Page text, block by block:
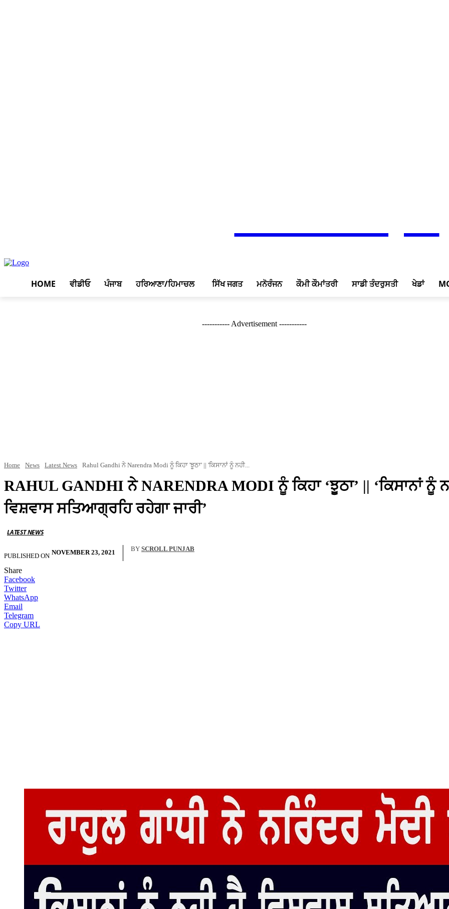
HOME ਵੀਡੀਓ ਪੰਜਾਬ ਹਰਿਆਣਾ/ਹਿਮਾਚਲ ਸਿੱਖ ਜਗਤ ਮਨੋਰੰਜਨ ਕੌਮੀ ਕੌਮਾਂਤਰੀ ਸਾਡੀ ਤੰਦਰੁਸਤੀ ਖੇਡਾਂ
----------- Advertisement -----------
Home News Latest News Rahul Gandhi ਨੇ Narendra Modi ਨੂੰ ਕਿਹਾ 'ਝੂਠਾ' || 'ਕਿਸਾਨਾਂ ਨੂੰ ਨਹੀ...
RAHUL GANDHI ਨੇ NARENDRA MODI ਨੂੰ ਕਿਹਾ ‘ਝੂਠਾ’ || ‘ਕਿਸਾਨਾਂ ਨੂੰ
ਵਿਸ਼ਵਾਸ ਸਤਿਆਗ੍ਰਹਿ ਰਹੇਗਾ ਜਾਰੀ’
LATEST NEWS
PUBLISHED ON NOVEMBER 23, 2021 BY SCROLL PUNJAB
Share
Facebook
Twitter
WhatsApp
Email
Telegram
Copy URL